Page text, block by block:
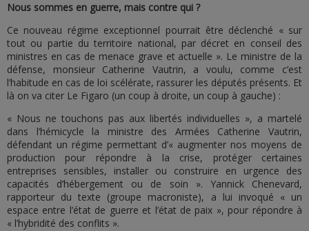
Nous sommes en guerre, mais contre qui ?
Ce nouveau régime exceptionnel pourrait être déclenché « sur
tout ou partie du territoire national, par décret en conseil des
ministres en cas de menace grave et actuelle ». Le ministre de la
défense, monsieur Catherine Vautrin, a voulu, comme c’est
l’habitude en cas de loi scélérate, rassurer les députés présents. Et
là on va citer Le Figaro (un coup à droite, un coup à gauche) :
« Nous ne touchons pas aux libertés individuelles », a martelé
dans l’hémicycle la ministre des Armées Catherine Vautrin,
défendant un régime permettant d’« augmenter nos moyens de
production pour répondre à la crise, protéger certaines
entreprises sensibles, installer ou construire en urgence des
capacités d’hébergement ou de soin ». Yannick Chenevard,
rapporteur du texte (groupe macroniste), a lui invoqué « un
espace entre l’état de guerre et l’état de paix », pour répondre à
« l’hybridité des conflits ».